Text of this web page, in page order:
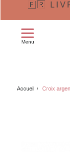
🇫🇷
Menu
Accueil Croix